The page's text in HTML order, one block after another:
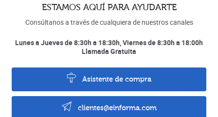
ESTAMOS AQUÍ PARA AYUDARTE
Consúltanos a través de cualquiera de nuestros canales
Lunes a Jueves de 8:30h a 18:30h, Viernes de 8:30h a 18:00h
Llamada Gratuita
Asistente de compra
clientes@einforma.com